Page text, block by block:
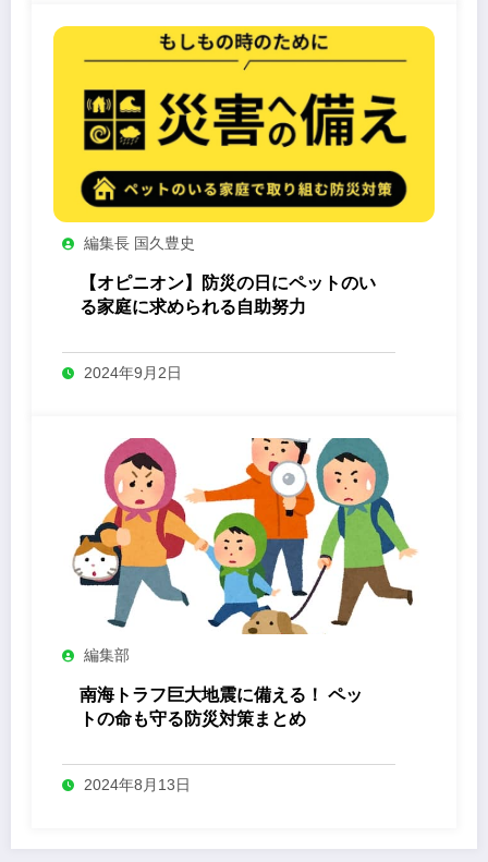
編集長 国久豊史
【オピニオン】防災の日にペットのい
る家庭に求められる自助努力
2024年9月2日
編集部
南海トラフ巨大地震に備える！ ペッ
トの命も守る防災対策まとめ
2024年8月13日